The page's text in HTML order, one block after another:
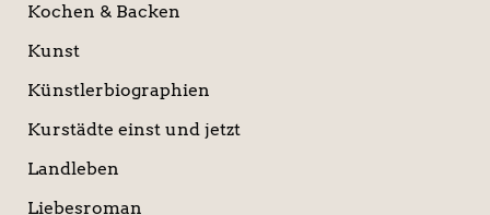
Kochen & Backen
Kunst
Künstlerbiographien
Kurstädte einst und jetzt
Landleben
Liebesroman